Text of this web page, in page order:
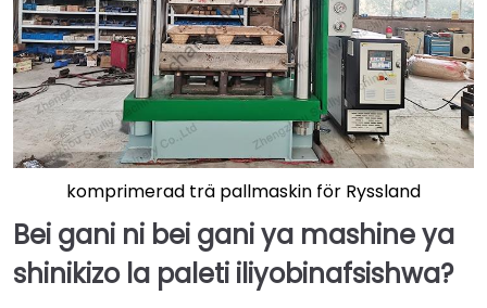
komprimerad trä pallmaskin för Ryssland
Bei gani ni bei gani ya mashine ya
shinikizo la paleti iliyobinafsishwa?